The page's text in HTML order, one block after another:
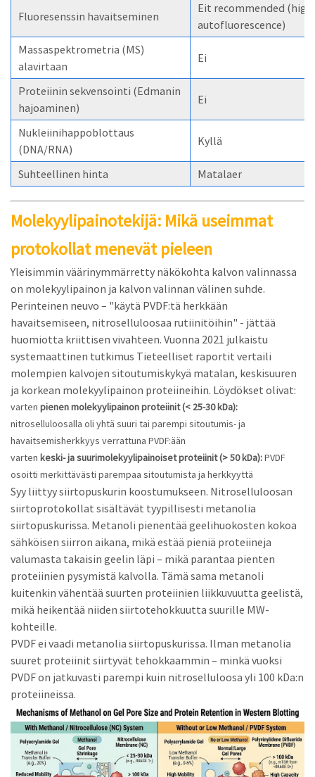
Fluoresenssin havaitseminen
Eit recommended (high
autofluorescence)
Massaspektrometria (MS)
alavirtaan
Ei
Proteiinin sekvensointi (Edmanin
hajoaminen)
Ei
Nukleiinihappoblottaus
(DNA/RNA)
Kyllä
Suhteellinen hinta Matalaer
Molekyylipainotekijä: Mikä useimmat
protokollat menevät pieleen
Yleisimmin väärinymmärretty näkökohta kalvon valinnassa
on molekyylipainon ja kalvon valinnan välinen suhde.
Perinteinen neuvo – "käytä PVDF:tä herkkään
havaitsemiseen, nitroselluloosaa rutiinitöihin" - jättää
huomiotta kriittisen vivahteen. Vuonna 2021 julkaistu
systemaattinen tutkimus Tieteelliset raportit vertaili
molempien kalvojen sitoutumiskykyä matalan, keskisuuren
ja korkean molekyylipainon proteiineihin. Löydökset olivat:
varten pienen molekyylipainon proteiinit (< 25-30 kDa):
nitroselluloosalla oli yhtä suuri tai parempi sitoutumis- ja
havaitsemisherkkyys verrattuna PVDF:ään
varten keski- ja suurimolekyylipainoiset proteiinit (> 50 kDa):PVDF
osoitti merkittävästi parempaa sitoutumista ja herkkyyttä
Syy liittyy siirtopuskurin koostumukseen. Nitroselluloosan
siirtoprotokollat ​​sisältävät tyypillisesti metanolia
siirtopuskurissa. Metanoli pienentää geelihuokosten kokoa
sähköisen siirron aikana, mikä estää pieniä proteiineja
valumasta takaisin geelin läpi – mikä parantaa pienten
proteiinien pysymistä kalvolla. Tämä sama metanoli
kuitenkin vähentää suurten proteiinien liikkuvuutta geelistä,
mikä heikentää niiden siirtotehokkuutta suurille MW-
kohteille.
PVDF ei vaadi metanolia siirtopuskurissa. Ilman metanolia
suuret proteiinit siirtyvät tehokkaammin – minkä vuoksi
PVDF on jatkuvasti parempi kuin nitroselluloosa yli 100 kDa:n
proteiineissa.